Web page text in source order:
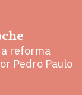
reforma
Pedro Paulo